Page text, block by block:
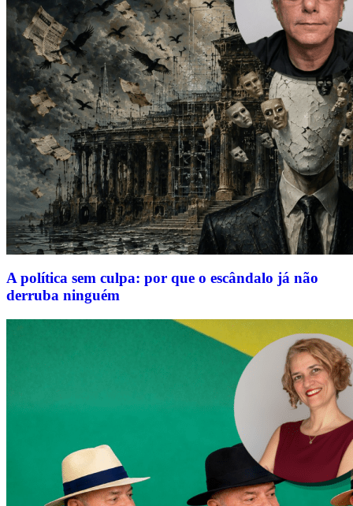
A política sem culpa: por que o escândalo já não
derruba ninguém